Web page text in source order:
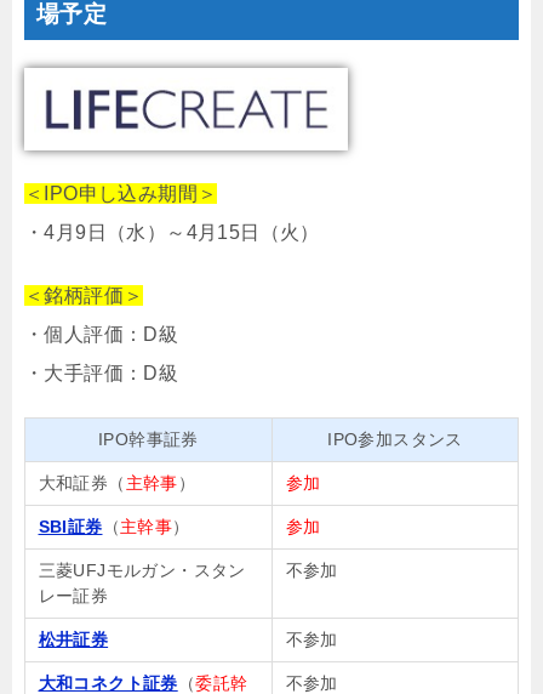
場予定
＜IPO申し込み期間＞
・4月9日（水）～4月15日（火）
＜銘柄評価＞
・個人評価：D級
・大手評価：D級
IPO幹事証券 IPO参加スタンス
大和証券（ 主幹事） 参加
SBI証券 （主幹事） 参加
三菱UFJモルガン・スタン
レー証券
不参加
松井証券 不参加
大和コネクト証券 （委託幹
不参加